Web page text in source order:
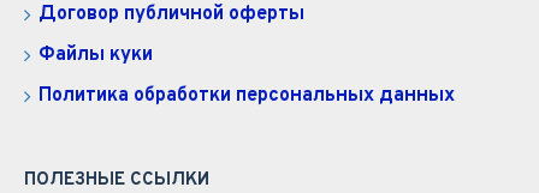
Договор публичной оферты
Файлы куки
Политика обработки персональных данных
ПОЛЕЗНЫЕ ССЫЛКИ